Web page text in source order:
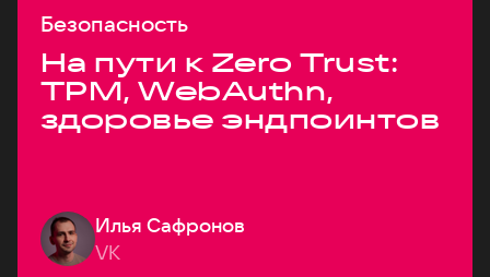
Безопасность
На пути к Zero Trust:
TPM, WebAuthn,
здоровье эндпоинтов
Илья Сафронов
VK